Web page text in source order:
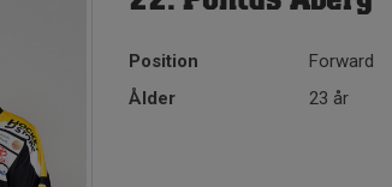
Position
Forward
Ålder
23 år